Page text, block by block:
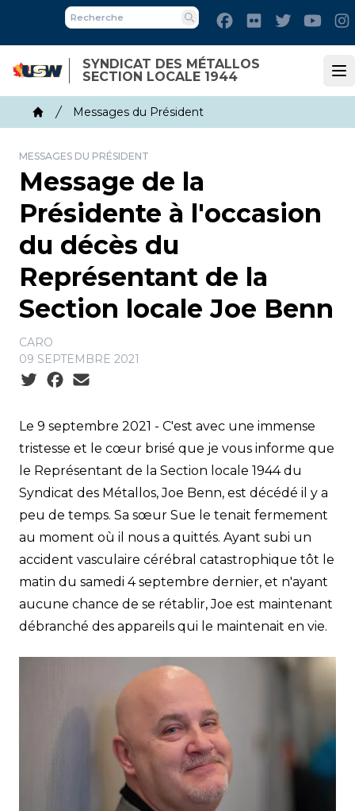
main
content
SYNDICAT DES MÉTALLOS
SECTION LOCALE 1944
Recherche
Facebook
Flickr Twitter
Breadcrumb
Home
Messages du Président
MESSAGES DU PRÉSIDENT
Message de la
Présidente à l'occasion
du décès du
Représentant de la
Section locale Joe Benn
CARO
09 SEPTEMBRE 2021
Social share icons
Le 9 septembre 2021 - C'est avec une immense
tristesse et le cœur brisé que je vous informe que
le Représentant de la Section locale 1944 du
Syndicat des Métallos, Joe Benn, est décédé il y a
peu de temps. Sa sœur Sue le tenait fermement
au moment où il nous a quittés. Ayant subi un
accident vasculaire cérébral catastrophique tôt le
matin du samedi 4 septembre dernier, et n'ayant
aucune chance de se rétablir, Joe est maintenant
débranché des appareils qui le maintenait en vie.